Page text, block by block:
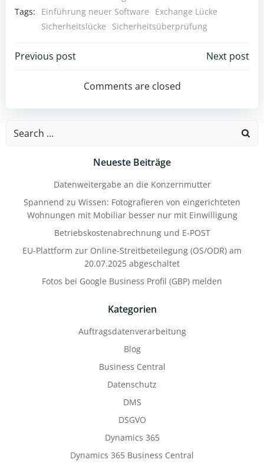
Tags:
Einführung neuer Software
Exchange Lücke
Sicherheitslücke
Sicherheitsüberprüfung
Post
navigation
Previous post
navigation
Next post
Comments are closed
Search
Neueste Beiträge
Datenweitergabe an die Konzernmutter
Spannend zu Wissen: Fotografieren von eingerichteten
Wohnungen mit Mobiliar besser nur mit Einwilligung
Betriebskostenabrechnung und E-POST
EU-Plattform zur Online-Streitbeteilegung (OS/ODR) am
20.07.2025 abgeschaltet
Fotos bei Google Business Profil (GBP) melden
Kategorien
Auftragsdatenverarbeitung
Blog
Business Central
Datenschutz
DMS
DSGVO
Dynamics 365
Dynamics 365 Business Central